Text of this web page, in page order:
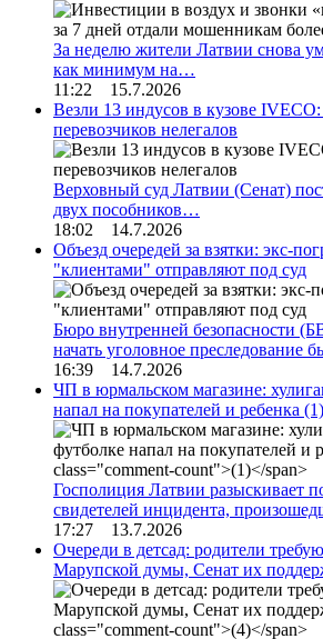
За неделю жители Латвии снова
как минимум на…
11:22 15.7.2026
Везли 13 индусов в кузове
перевозчиков нелегалов
Верховный суд Латвии (Сенат)
двух пособников…
18:02 14.7.2026
Объезд очередей за взятки: экс-
"клиентами" отправляют под суд
Бюро внутренней безопасности
начать уголовное преследование
16:39 14.7.2026
ЧП в юрмальском магазине:
напал на покупателей и ребенка (1)
Госполиция Латвии разыскивает
свидетелей инцидента,
17:27 13.7.2026
Очереди в детсад: родители
Марупской думы, Сенат их